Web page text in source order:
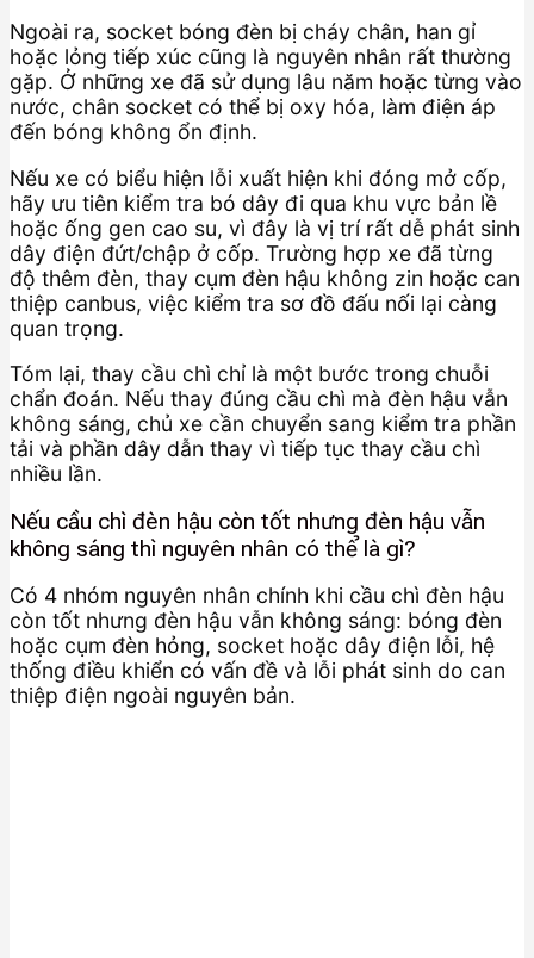
Ngoài ra, socket bóng đèn bị cháy chân, han gỉ
hoặc lỏng tiếp xúc cũng là nguyên nhân rất thường
gặp. Ở những xe đã sử dụng lâu năm hoặc từng vào
nước, chân socket có thể bị oxy hóa, làm điện áp
đến bóng không ổn định.
Nếu xe có biểu hiện lỗi xuất hiện khi đóng mở cốp,
hãy ưu tiên kiểm tra bó dây đi qua khu vực bản lề
hoặc ống gen cao su, vì đây là vị trí rất dễ phát sinh
dây điện đứt/chập ở cốp. Trường hợp xe đã từng
độ thêm đèn, thay cụm đèn hậu không zin hoặc can
thiệp canbus, việc kiểm tra sơ đồ đấu nối lại càng
quan trọng.
Tóm lại, thay cầu chì chỉ là một bước trong chuỗi
chẩn đoán. Nếu thay đúng cầu chì mà đèn hậu vẫn
không sáng, chủ xe cần chuyển sang kiểm tra phần
tải và phần dây dẫn thay vì tiếp tục thay cầu chì
nhiều lần.
Nếu cầu chì đèn hậu còn tốt nhưng đèn hậu vẫn
không sáng thì nguyên nhân có thể là gì?
Có 4 nhóm nguyên nhân chính khi cầu chì đèn hậu
còn tốt nhưng đèn hậu vẫn không sáng: bóng đèn
hoặc cụm đèn hỏng, socket hoặc dây điện lỗi, hệ
thống điều khiển có vấn đề và lỗi phát sinh do can
thiệp điện ngoài nguyên bản.